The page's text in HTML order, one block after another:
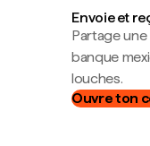
Envoie et
Partage
banque
louches.
Ouvre ton